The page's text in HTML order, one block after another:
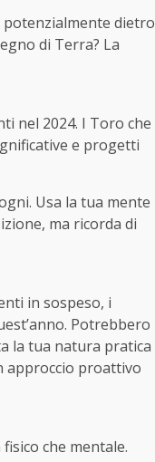
dietro
di Terra? La
nel 2024. I Toro che
e progetti
Usa la tua mente
ma ricorda di
in sospeso, i
Potrebbero
la tua natura pratica
approccio proattivo
che mentale.